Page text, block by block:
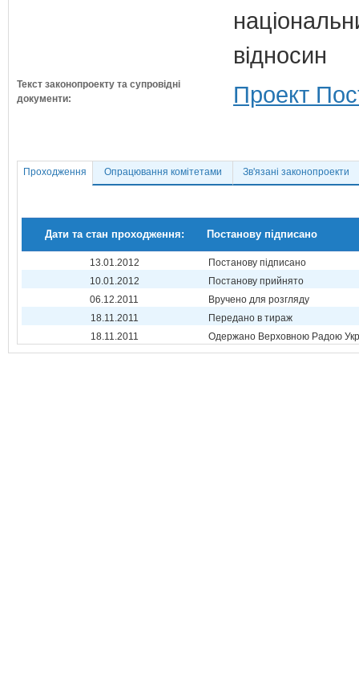
відносин
Текст законопроекту та супровідні
документи:
Проект
Проходження Опрацювання комітетами Зв'язані законопроекти
Дати та стан проходження: Постанову підписано
13.01.2012
Постанову підписано
10.01.2012
Постанову прийнято
06.12.2011
Вручено для розгляду
18.11.2011
Передано в тираж
18.11.2011
Одержано Верховною Радою